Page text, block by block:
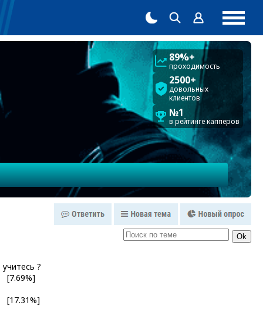
89%+
проходимость
2500+
довольных
клиентов
№1
в рейтинге капперов
?
[7.69%]
[17.31%]